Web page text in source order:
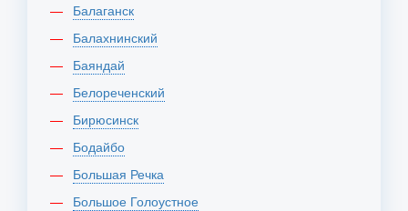
Балаганск
Балахнинский
Баяндай
Белореченский
Бирюсинск
Бодайбо
Большая Речка
Большое Голоустное